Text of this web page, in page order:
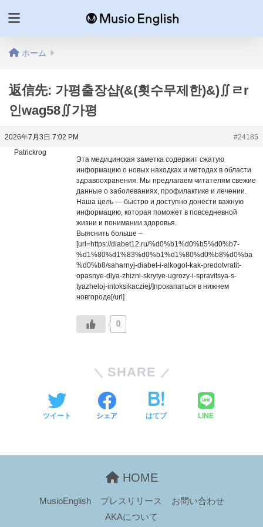
ホーム
返信先: 가평출장샵(&(횟수무제한)&)∬ㄹr
인wag58∬가평
2026年7月3日 7:02 PM
#24185
Patrickrog
Эта медицинская заметка содержит сжатую
информацию о новых находках и методах в области
здравоохранения. Мы предлагаем читателям свежие
данные о заболеваниях, профилактике и лечении.
Наша цель — быстро и доступно донести важную
информацию, которая поможет в повседневной
жизни и понимании здоровья.
Выяснить больше –
[url=https://diabet12.ru/%d0%b1%d0%b5%d0%b7-
%d1%80%d1%83%d0%b1%d1%80%d0%b8%d0%ba
%d0%b8/saharnyj-diabet-i-alkogol-kak-predotvratit-
opasnye-dlya-zhizni-skrytye-ugrozy-i-spravitsya-s-
tyazheloj-intoksikacziej/]прокапаться в нижнем
новгороде[/url]
0
SHARE
ツイート シェア はてブ LINE
HOME
MusioEnglish プレスリリース
お問い合わせ
AKAについて